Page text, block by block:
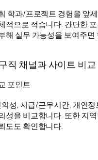
학과/프로젝트 경험을 앞
적으로 적습니다. 간단한
해 실무 가능성을 보여주면
직 채널과 사이트 비교
포인트
성, 시급/근무시간, 개인정
성을 비교합니다. 또한 지
도도 확인합니다.